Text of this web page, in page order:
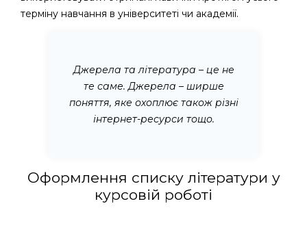
терміну навчання в університеті чи академії.
Джерела та література – це не
те саме. Джерела – ширше
поняття, яке охоплює також різні
інтернет-ресурси тощо.
Оформлення списку літератури у
курсовій роботі